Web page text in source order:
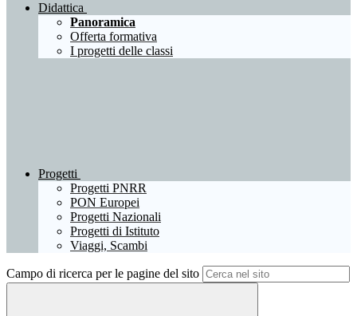
Didattica
Panoramica
Offerta formativa
I progetti delle classi
Progetti
Progetti PNRR
PON Europei
Progetti Nazionali
Progetti di Istituto
Viaggi, Scambi
Campo di ricerca per le pagine del sito